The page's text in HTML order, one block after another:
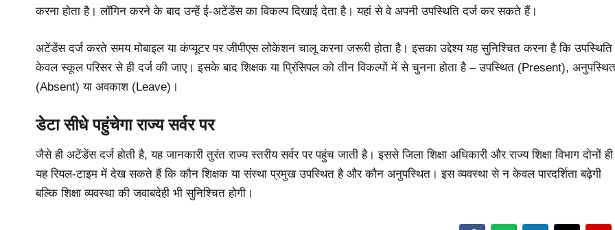
करना होता है। लॉगिन करने के बाद उन्हें ई-अटेंडेंस का विकल्प दिखाई देता है। यहां से वे अपनी उपस्थिति दर्ज कर सकते हैं।
अटेंडेंस दर्ज करते समय मोबाइल या कंप्यूटर पर जीपीएस लोकेशन चालू करना जरूरी होता है। इसका उद्देश्य यह सुनिश्चित करना है कि उपस्थिति
केवल स्कूल परिसर से ही दर्ज की जाए। इसके बाद शिक्षक या प्रिंसिपल को तीन विकल्पों में से चुनना होता है – उपस्थित (Present), अनुपस्थित
(Absent) या अवकाश (Leave)।
डेटा सीधे पहुंचेगा राज्य सर्वर पर
जैसे ही अटेंडेंस दर्ज होती है, यह जानकारी तुरंत राज्य स्तरीय सर्वर पर पहुंच जाती है। इससे जिला शिक्षा अधिकारी और राज्य शिक्षा विभाग दोनों ही
यह रियल-टाइम में देख सकते हैं कि कौन शिक्षक या संस्था प्रमुख उपस्थित है और कौन अनुपस्थित। इस व्यवस्था से न केवल पारदर्शिता बढ़ेगी
बल्कि शिक्षा व्यवस्था की जवाबदेही भी सुनिश्चित होगी।